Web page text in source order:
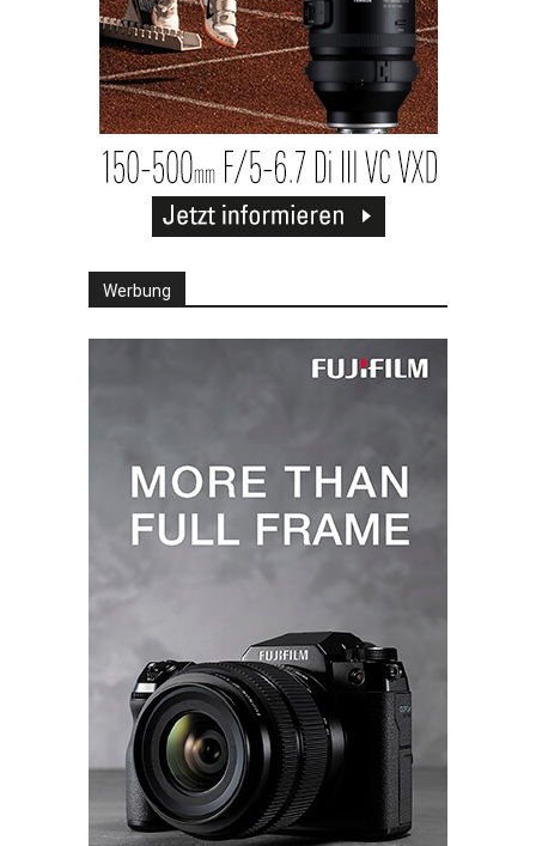
Werbung